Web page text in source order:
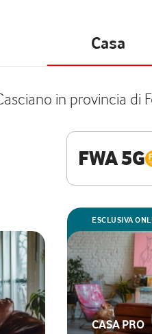
Casa
in provincia
FWA 5G
ESCLUSIVA
CASA PRO